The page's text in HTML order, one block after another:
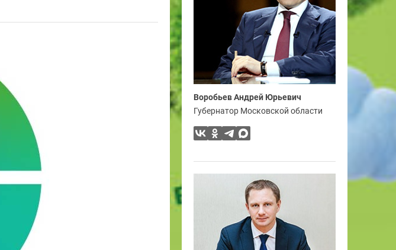
Воробьев Андрей Юрьевич
Губернатор Московской области